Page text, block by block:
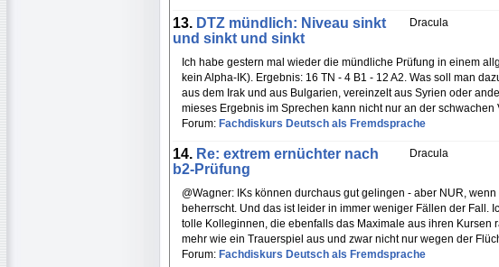
Dracula
13. DTZ mündlich: Niveau sinkt
und sinkt und sinkt
Ich habe gestern mal wieder die mündliche Prüfung in einem
kein Alpha-IK). Ergebnis: 16 TN - 4 B1 - 12 A2. Was soll man
aus dem Irak und aus Bulgarien, vereinzelt aus Syrien oder
mieses Ergebnis im Sprechen kann nicht nur an der
Forum: Fachdiskurs Deutsch als Fremdsprache
Dracula
14. Re: extrem ernüchter nach
b2-Prüfung
@Wagner: IKs können durchaus gut gelingen - aber NUR,
beherrscht. Und das ist leider in immer weniger Fällen der Fall.
tolle Kolleginnen, die ebenfalls das Maximale aus ihren Kursen
mehr wie ein Trauerspiel aus und zwar nicht nur wegen der
Forum: Fachdiskurs Deutsch als Fremdsprache